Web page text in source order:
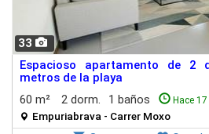
33
Espacioso apartamento de 2
metros de la playa
60 m²
2 dorm. 1 baños Hace
Empuriabrava - Carrer Moxo